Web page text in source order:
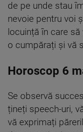
de pe unde stau
nevoie pentru voi
locuință în care
o cumpărați și vă
Horoscop 6
Se observă
țineți speech-uri,
vă exprimați